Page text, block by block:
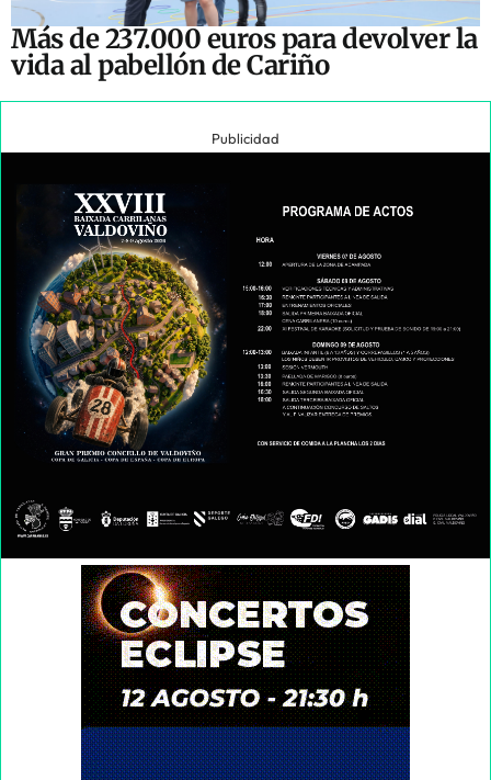
Más de 237.000 euros para devolver la
vida al pabellón de Cariño
Publicidad